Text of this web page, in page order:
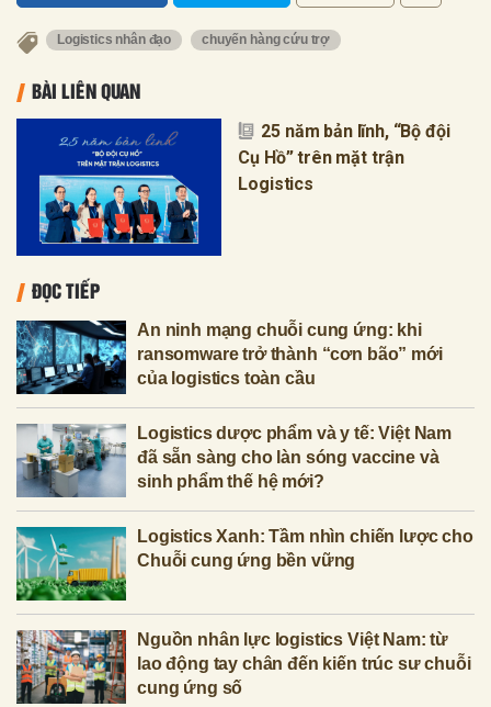
Logistics nhân đạo chuyến hàng cứu trợ
BÀI LIÊN QUAN
25 năm bản lĩnh, “Bộ đội
Cụ Hồ” trên mặt trận
Logistics
ĐỌC TIẾP
An ninh mạng chuỗi cung ứng: khi
ransomware trở thành “cơn bão” mới
của logistics toàn cầu
Logistics dược phẩm và y tế: Việt Nam
đã sẵn sàng cho làn sóng vaccine và
sinh phẩm thế hệ mới?
Logistics Xanh: Tầm nhìn chiến lược cho
Chuỗi cung ứng bền vững
Nguồn nhân lực logistics Việt Nam: từ
lao động tay chân đến kiến trúc sư chuỗi
cung ứng số